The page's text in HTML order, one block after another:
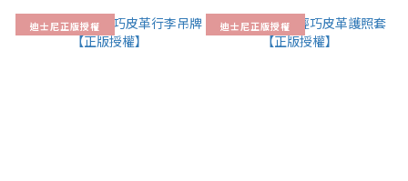
迪士尼正版授權 迪士尼正版授權